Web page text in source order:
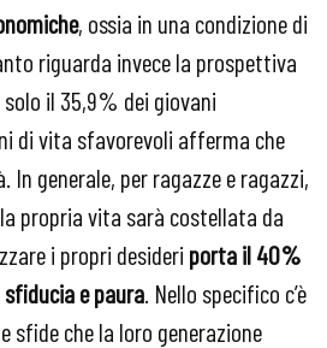
, ossia in una condizione di
riguarda invece la prospettiva
il 35,9% dei giovani
di vita sfavorevoli afferma che
In generale, per ragazze e ragazzi,
propria vita sarà costellata da
i propri desideri porta il 40%
e paura . Nello specifico c’è
sfide che la loro generazione